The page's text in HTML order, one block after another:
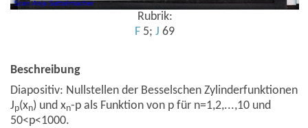
Rubrik:
F 5; J 69
Beschreibung
Diapositiv: Nullstellen der Besselschen Zylinderfunktionen
Jp(xn) und xn-p als Funktion von p für n=1,2,...,10 und
50<p<1000.